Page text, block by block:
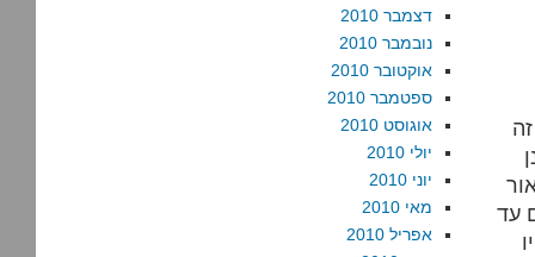
עד
דצמבר 2010
נובמבר 2010
אוקטובר 2010
ספטמבר 2010
אוגוסט 2010
יולי 2010
יוני 2010
מאי 2010
אפריל 2010